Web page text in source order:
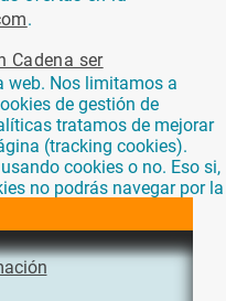
.
Cadena ser
web. Nos limitamos a
de gestión de
tratamos de mejorar
(tracking cookies).
cookies o no. Eso si,
no podrás navegar por la